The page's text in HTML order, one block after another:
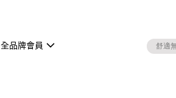
全品牌會員